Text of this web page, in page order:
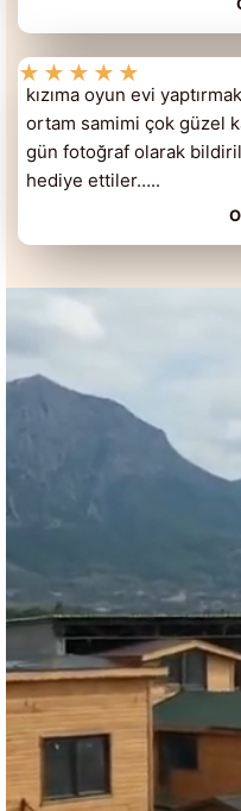
★ ★ ★ ★ ★
kızıma oyun evi
ortam samimi çok güzel
gün fotoğraf olarak
hediye ettiler…..